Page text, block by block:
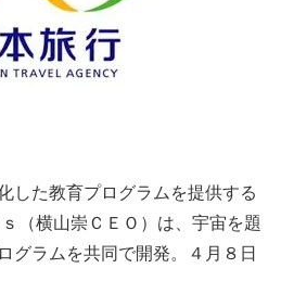
した教育プログラムを提供する
（横山崇ＣＥＯ）は、宇宙を題
グラムを共同で開発。４月８日